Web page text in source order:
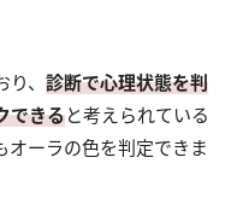
、 診断で心理状態を判
できると考えられている
オーラの色を判定できま